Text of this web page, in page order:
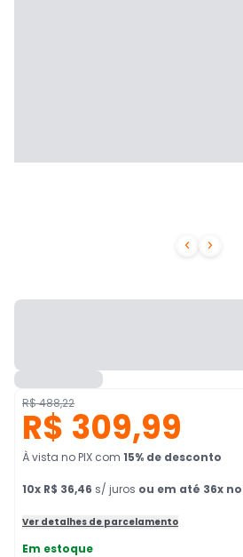
 
R$ 488,22
R$ 309,99
À vista no PIX com 15% de desconto
10x R$ 36,46 s/ juros ou em até 36x
Ver detalhes de parcelamento
Em estoque